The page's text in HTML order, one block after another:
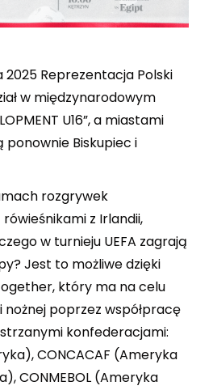
2025 Reprezentacja Polski
w międzynarodowym
U16”, a miastami
Biskupiec i
rozgrywek
z Irlandii,
w turnieju UEFA zagrają
Jest to możliwe dzięki
który ma na celu
nożnej poprzez współpracę
konfederacjami:
CONCACAF (Ameryka
CONMEBOL (Ameryka